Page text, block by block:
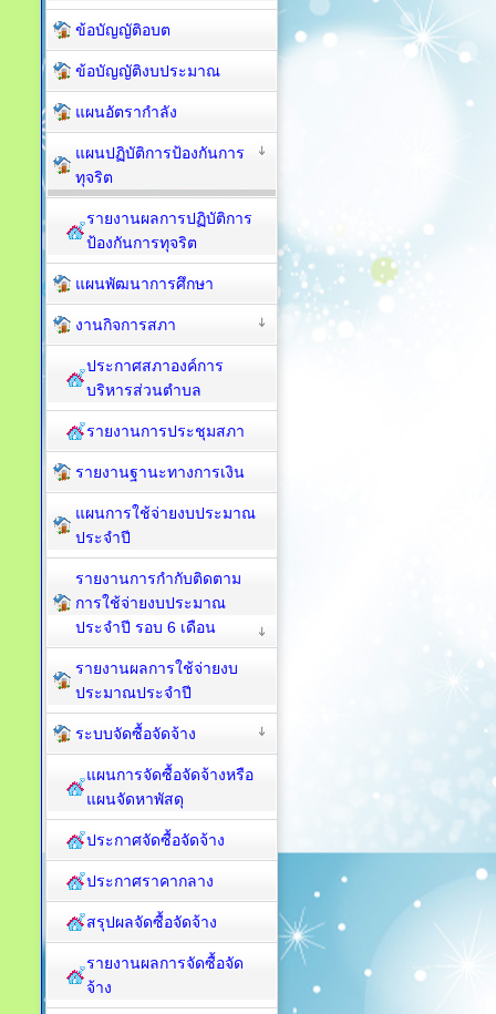
ข้อบัญญัติอบต
ข้อบัญญัติงบประมาณ
แผนอัตรากำลัง
แผนปฏิบัติการป้องกันการ
ทุจริต
รายงานผลการปฏิบัติการ
ป้องกันการทุจริต
แผนพัฒนาการศึกษา
งานกิจการสภา
ประกาศสภาองค์การ
บริหารส่วนตำบล
รายงานการประชุมสภา
รายงานฐานะทางการเงิน
แผนการใช้จ่ายงบประมาณ
ประจำปี
รายงานการกำกับติดตาม
การใช้จ่ายงบประมาณ
ประจำปี รอบ 6 เดือน
รายงานผลการใช้จ่ายงบ
ประมาณประจำปี
ระบบจัดซื้อจัดจ้าง
แผนการจัดซื้อจัดจ้างหรือ
แผนจัดหาพัสดุ
ประกาศจัดซื้อจัดจ้าง
ประกาศราคากลาง
สรุปผลจัดซื้อจัดจ้าง
รายงานผลการจัดซื้อจัด
จ้าง